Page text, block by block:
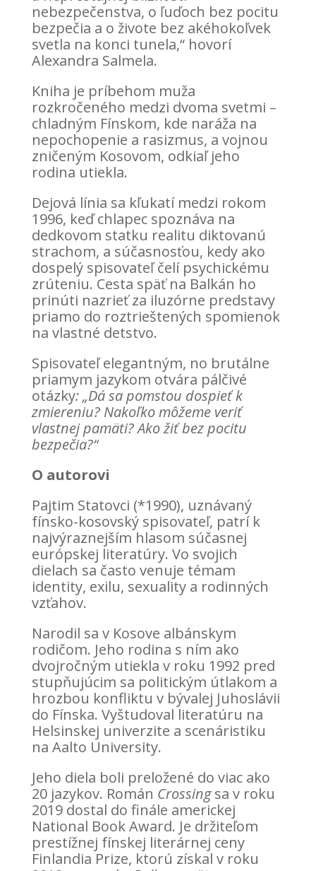
nebezpečenstva, o ľuďoch bez pocitu
bezpečia a o živote bez akéhokoľvek
svetla na konci tunela,“ hovorí
Alexandra Salmela.
Kniha je príbehom muža
rozkročeného medzi dvoma svetmi –
chladným Fínskom, kde naráža na
nepochopenie a rasizmus, a vojnou
zničeným Kosovom, odkiaľ jeho
rodina utiekla.
Dejová línia sa kľukatí medzi rokom
1996, keď chlapec spoznáva na
dedkovom statku realitu diktovanú
strachom, a súčasnosťou, kedy ako
dospelý spisovateľ čelí psychickému
zrúteniu. Cesta späť na Balkán ho
prinúti nazrieť za iluzórne predstavy
priamo do roztrieštených spomienok
na vlastné detstvo.
Spisovateľ elegantným, no brutálne
priamym jazykom otvára pálčivé
otázky: „Dá sa pomstou dospieť k
zmiereniu? Nakoľko môžeme veriť
vlastnej pamäti? Ako žiť bez pocitu
bezpečia?“
O autorovi
Pajtim Statovci (*1990), uznávaný
fínsko-kosovský spisovateľ, patrí k
najvýraznejším hlasom súčasnej
európskej literatúry. Vo svojich
dielach sa často venuje témam
identity, exilu, sexuality a rodinných
vzťahov.
Narodil sa v Kosove albánskym
rodičom. Jeho rodina s ním ako
dvojročným utiekla v roku 1992 pred
stupňujúcim sa politickým útlakom a
hrozbou konfliktu v bývalej Juhoslávii
do Fínska. Vyštudoval literatúru na
Helsinskej univerzite a scenáristiku
na Aalto University.
Jeho diela boli preložené do viac ako
20 jazykov. Román Crossingsa v roku
2019 dostal do finále americkej
National Book Award. Je držiteľom
prestížnej fínskej literárnej ceny
Finlandia Prize, ktorú získal v roku